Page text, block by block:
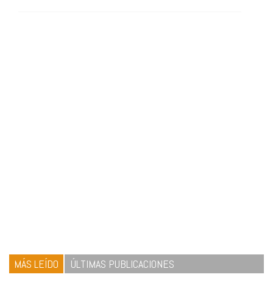
MÁS LEÍDO ÚLTIMAS PUBLICACIONES